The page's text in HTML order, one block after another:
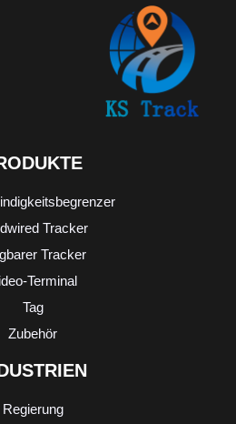
Tracker
Tracker
Terminal
Tag
Zubehör
Regierung